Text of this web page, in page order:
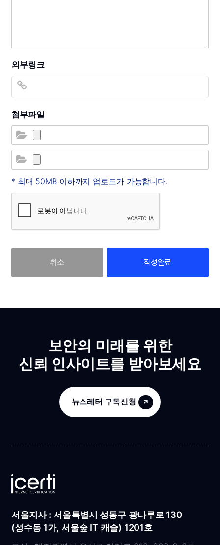
외부링크
첨부파일
* 최대 50MB 이하까지 업로드가 가능합니다.
취소 작성완료
보안의 미래를 위한
신뢰 인사이트를 받아보세요
뉴스레터 구독신청
서울지사 : 서울특별시 성동구 광나루로 130
(성수동 1가, 서울숲 IT 캐슬) 1201호